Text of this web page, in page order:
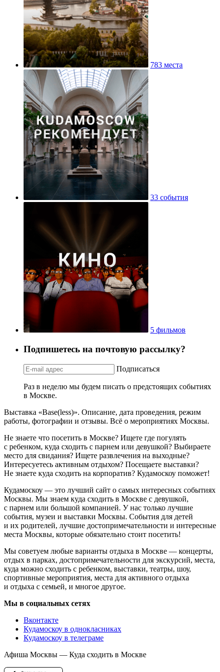
783 места
33 события
5 фильмов
Подпишетесь на почтовую рассылку?
Подписаться
Раз в неделю мы будем писать о предстоящих событиях
в Москве.
Выставка «Base(less)». Описание, дата проведения, режим
работы, фотографии и отзывы. Всё о мероприятиях Москвы.
Не знаете что посетить в Москве? Ищете где погулять
с ребенком, куда сходить с парнем или девушкой? Выбираете
место для свидания? Ищете развлечения на выходные?
Интересуетесь активным отдыхом? Посещаете выставки?
Не знаете куда сходить на корпоратив? Кудамоскоу поможет!
Кудамоскоу — это лучший сайт о самых интересных событиях
Москвы. Мы знаем куда сходить в Москве с девушкой,
с парнем или большой компанией. У нас только лучшие
события, музеи и выставки Москвы. События для детей
и их родителей, лучшие достопримечательности и интересные
места Москвы, которые обязательно стоит посетить!
Мы советуем любые варианты отдыха в Москве — концерты,
отдых в парках, достопримечательности для экскурсий, места,
куда можно сходить с ребенком, выставки, театры, шоу,
спортивные мероприятия, места для активного отдыха
и отдыха с семьей, и многое другое.
Мы в социальных сетях
Вконтакте
Кудамоскоу в однокласниках
Кудамоскоу в телеграме
Афиша Москвы — Куда сходить в Москве